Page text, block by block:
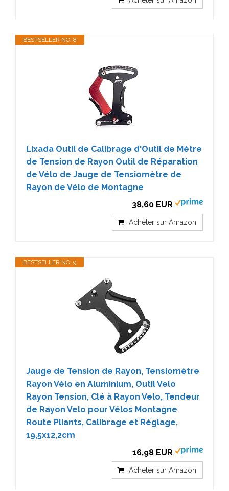
BESTSELLER NO. 8
Lixada Outil de Calibrage d'Outil de Mètre
de Tension de Rayon Outil de Réparation
de Vélo de Jauge de Tensiomètre de
Rayon de Vélo de Montagne
38,60 EUR
Acheter sur Amazon
BESTSELLER NO. 9
Jauge de Tension de Rayon, Tensiomètre
Rayon Vélo en Aluminium, Outil Velo
Rayon Tension, Clé à Rayon Velo, Tendeur
de Rayon Velo pour Vélos Montagne
Route Pliants, Calibrage et Réglage,
19,5x12,2cm
16,98 EUR
Acheter sur Amazon